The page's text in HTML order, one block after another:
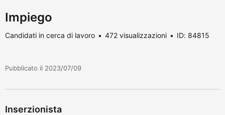
Impiego
Candidati in cerca di lavoro 472 visualizzazioni ID: 84815
Pubblicato il 2023/07/09
Inserzionista